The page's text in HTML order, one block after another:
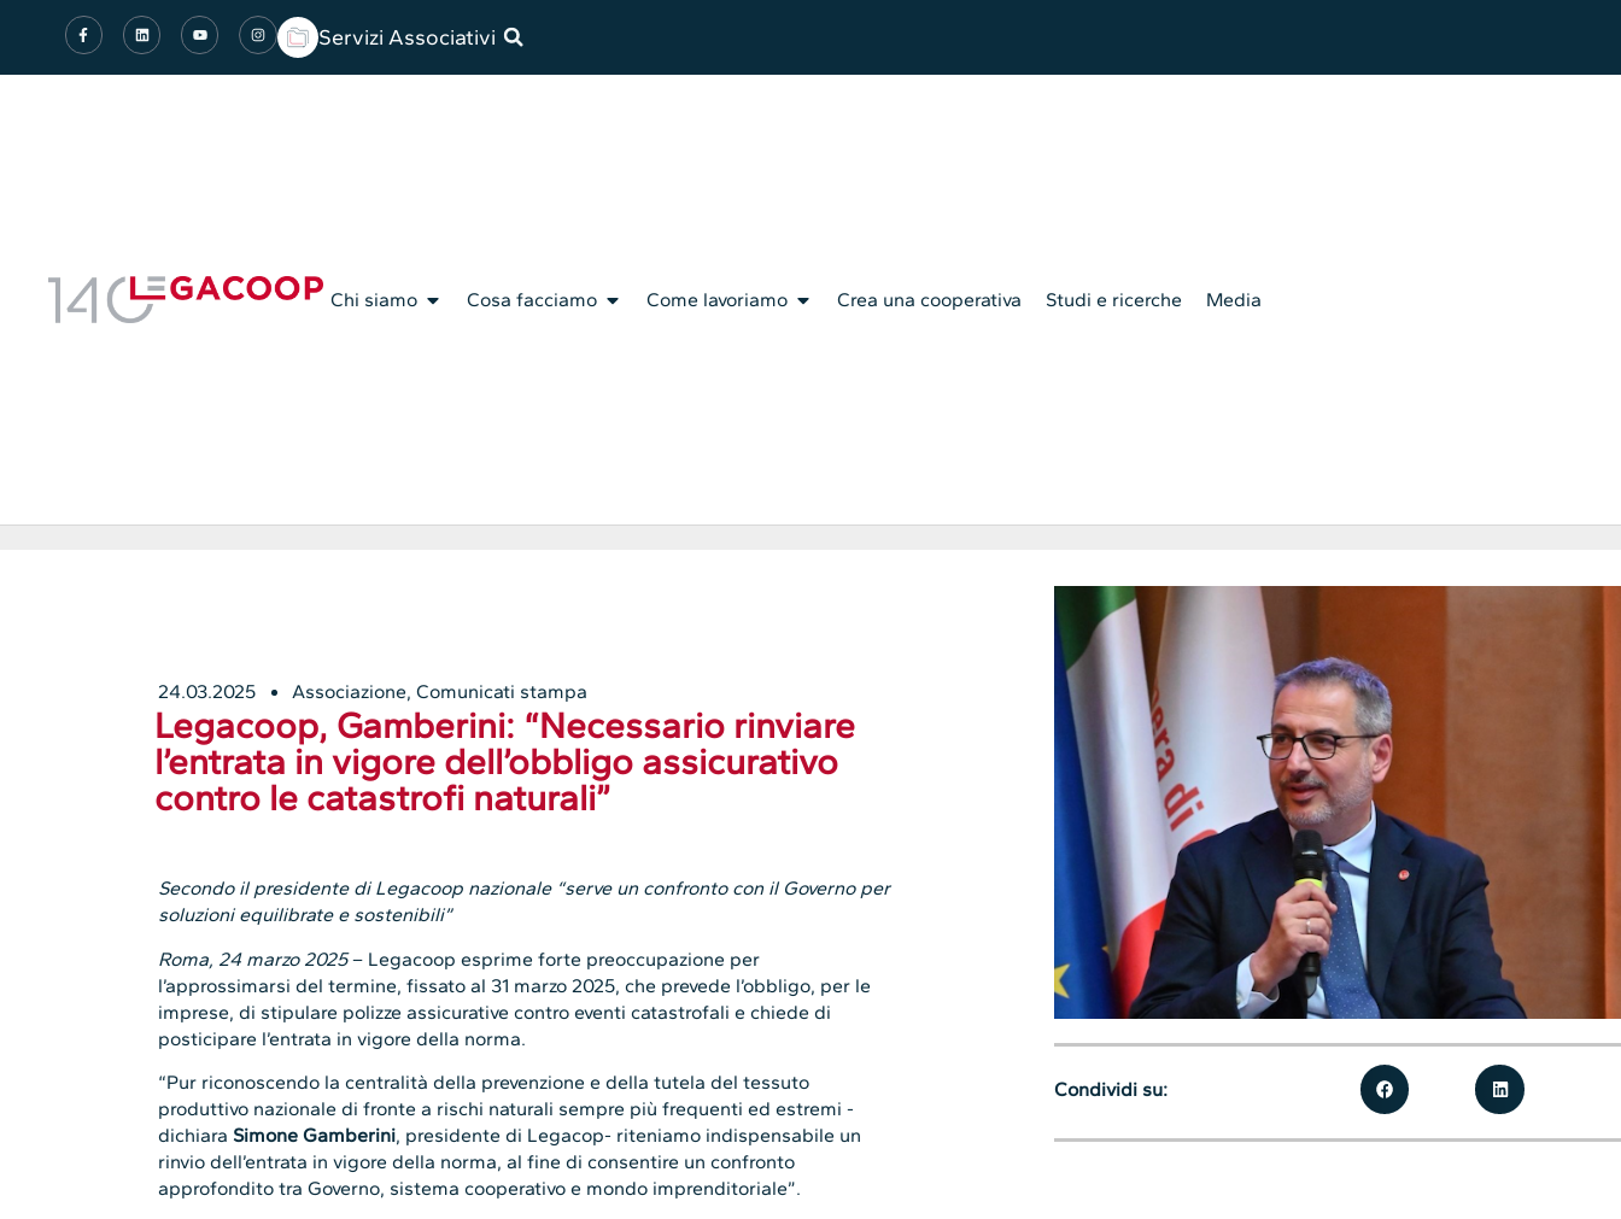
Servizi Associativi
Chi siamo Cosa facciamo Come lavoriamo Crea una cooperativa Studi e ricerche Media
24.03.2025 Associazione,Comunicati stampa
Legacoop, Gamberini: “Necessario rinviare
l’entrata in vigore dell’obbligo assicurativo
contro le catastrofi naturali”
Secondo il presidente di Legacoop nazionale “serve un confronto con il Governo per
soluzioni equilibrate e sostenibili”
Roma, 24 marzo 2025– Legacoop esprime forte preoccupazione per
l’approssimarsi del termine, fissato al 31 marzo 2025, che prevede l’obbligo, per le
imprese, di stipulare polizze assicurative contro eventi catastrofali e chiede di
posticipare l’entrata in vigore della norma.
“Pur riconoscendo la centralità della prevenzione e della tutela del tessuto
produttivo nazionale di fronte a rischi naturali sempre più frequenti ed estremi -
dichiara Simone Gamberini, presidente di Legacop- riteniamo indispensabile un
rinvio dell’entrata in vigore della norma, al fine di consentire un confronto
approfondito tra Governo, sistema cooperativo e mondo imprenditoriale”.
Condividi su: